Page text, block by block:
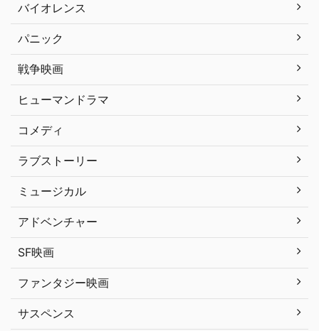
バイオレンス
パニック
戦争映画
ヒューマンドラマ
コメディ
ラブストーリー
ミュージカル
アドベンチャー
SF映画
ファンタジー映画
サスペンス